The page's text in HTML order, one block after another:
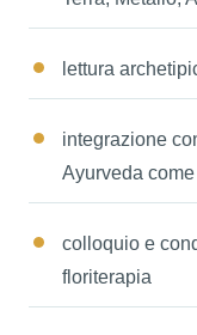
lettura
integrazione
Ayurveda
colloquio e
floriterapia